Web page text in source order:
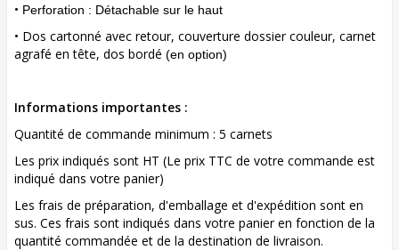
• Perforation : Détachable sur le haut
• Dos cartonné avec retour, couverture dossier couleur, carnet
agrafé en tête, dos bordé (en option)
Informations importantes :
Quantité de commande minimum : 5 carnets
Les prix indiqués sont HT (Le prix TTC de votre commande est
indiqué dans votre panier)
Les frais de préparation, d'emballage et d'expédition sont en
sus. Ces frais sont indiqués dans votre panier en fonction de la
quantité commandée et de la destination de livraison.